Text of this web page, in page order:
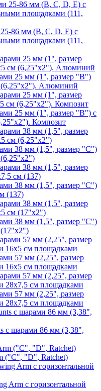
86 мм (B, C, D, E) с
площадками (111,
25 мм (1", размер "B")
(6,25"х2"). Алюминий
25 мм (1", размер "B") с
Композит
38 мм (1,5", размер "C")
38 мм (1,5", размер "C")
(137)
38 мм (1,5", размер "C")
57 мм (2,25", размер
16х5 см площадками
57 мм (2,25", размер
28х7,5 см площадками
с шарами 86 мм (3,38",
("C", "D", Ratchet)
Arm с горизонтальной